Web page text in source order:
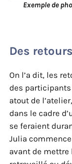
Exemple de
Des
On l’a dit, les
des participants
atout de
dans le cadre
se feraient
Julia
avant de mettre